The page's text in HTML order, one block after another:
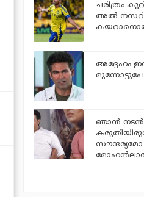
ചരിത്രം
അല്‍
അദ്ദേഹം
ഞാൻ നടൻ
സൗന്ദര്യമോ